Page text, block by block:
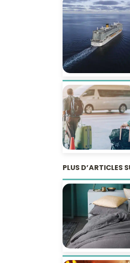
PLUS D’ARTICLES